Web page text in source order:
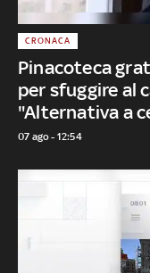
Pinacoteca
per sfuggire al
"Alternativa a
CRONACA
07 ago - 12:54